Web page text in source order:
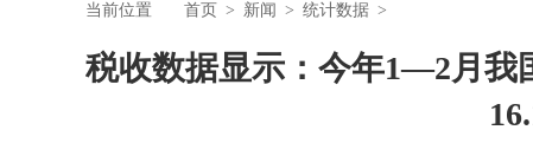
当前位置 首页 > 新闻 > 统计数据 >
税收数据显示：今年1—2月我